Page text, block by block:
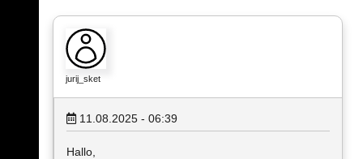
jurij_sket
11.08.2025 - 06:39
Hallo,